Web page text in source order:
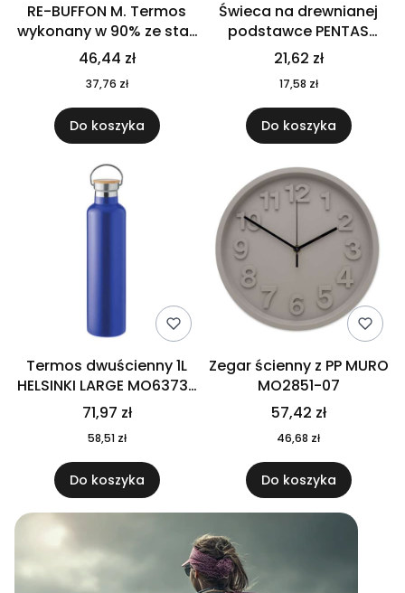
RE-BUFFON M. Termos
wykonany w 90% ze stali
nierdzewnej
pochodzącej z
recyklingu 520 ml 94294
46,44 zł
37,76 zł
Do koszyka
Świeca na drewnianej
podstawce PENTAS
MO6282-40
21,62 zł
17,58 zł
Do koszyka
Termos dwuścienny 1L
HELSINKI LARGE MO6373-
04
71,97 zł
58,51 zł
Do koszyka
Zegar ścienny z PP MURO
MO2851-07
57,42 zł
46,68 zł
Do koszyka